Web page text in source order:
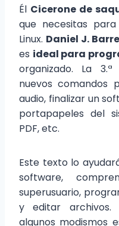
Él Cicerone de
que necesitas
Linux. Daniel J.
es ideal para
organizado. La
nuevos comandos
audio, finalizar un
portapapeles del
PDF, etc.
Este texto lo
software,
superusuario,
y editar archivos.
algunos modismos